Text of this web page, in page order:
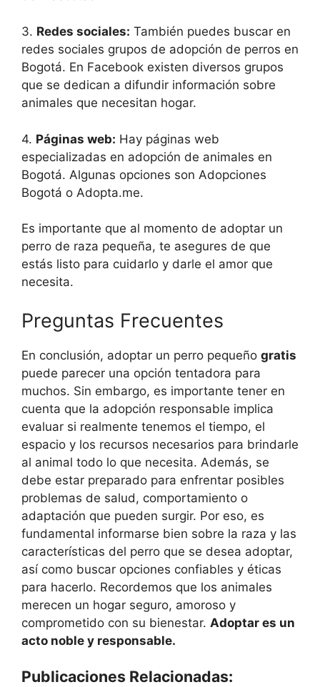
3. Redes sociales: También puedes buscar en
redes sociales grupos de adopción de perros en
Bogotá. En Facebook existen diversos grupos
que se dedican a difundir información sobre
animales que necesitan hogar.
4. Páginas web: Hay páginas web
especializadas en adopción de animales en
Bogotá. Algunas opciones son Adopciones
Bogotá o Adopta.me.
Es importante que al momento de adoptar un
perro de raza pequeña, te asegures de que
estás listo para cuidarlo y darle el amor que
necesita.
Preguntas Frecuentes
En conclusión, adoptar un perro pequeño gratis
puede parecer una opción tentadora para
muchos. Sin embargo, es importante tener en
cuenta que la adopción responsable implica
evaluar si realmente tenemos el tiempo, el
espacio y los recursos necesarios para brindarle
al animal todo lo que necesita. Además, se
debe estar preparado para enfrentar posibles
problemas de salud, comportamiento o
adaptación que pueden surgir. Por eso, es
fundamental informarse bien sobre la raza y las
características del perro que se desea adoptar,
así como buscar opciones confiables y éticas
para hacerlo. Recordemos que los animales
merecen un hogar seguro, amoroso y
comprometido con su bienestar. Adoptar es un
acto noble y responsable.
Publicaciones Relacionadas: